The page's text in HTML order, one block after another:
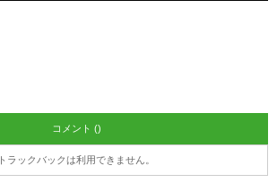
コメント ()
トラックバックは利用できません。